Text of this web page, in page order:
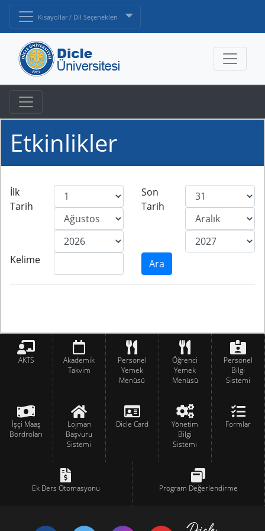
Kısayollar / Dil Seçenekleri
Etkinlikler
İlk
Tarih
Son
Tarih
Kelime
AKTS
Akademik
Takvim
Personel
Yemek
Menüsü
Öğrenci
Yemek
Menüsü
Personel
Bilgi
Sistemi
İşçi Maaş
Bordroları
Lojman
Başvuru
Sistemi
Dicle Card
Yönetim
Bilgi
Sistemi
Formlar
Ek Ders Otomasyonu Program Değerlendirme